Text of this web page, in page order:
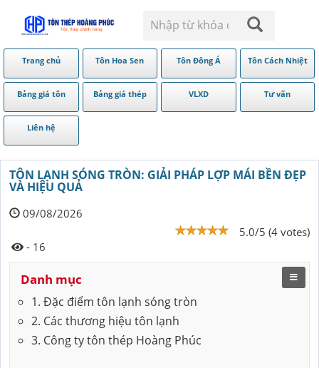
Trang chủ Tôn Hoa Sen Tôn Đông Á Tôn Cách Nhiệt
Bảng giá tôn Bảng giá thép VLXD Tư vấn
Liên hệ
TÔN LẠNH SÓNG TRÒN: GIẢI PHÁP LỢP MÁI BỀN ĐẸP
VÀ HIỆU QUẢ
09/08/2026
5.0/5 (4 votes)
- 16
Danh mục
1. Đặc điểm tôn lạnh sóng tròn
2. Các thương hiệu tôn lạnh
3. Công ty tôn thép Hoàng Phúc